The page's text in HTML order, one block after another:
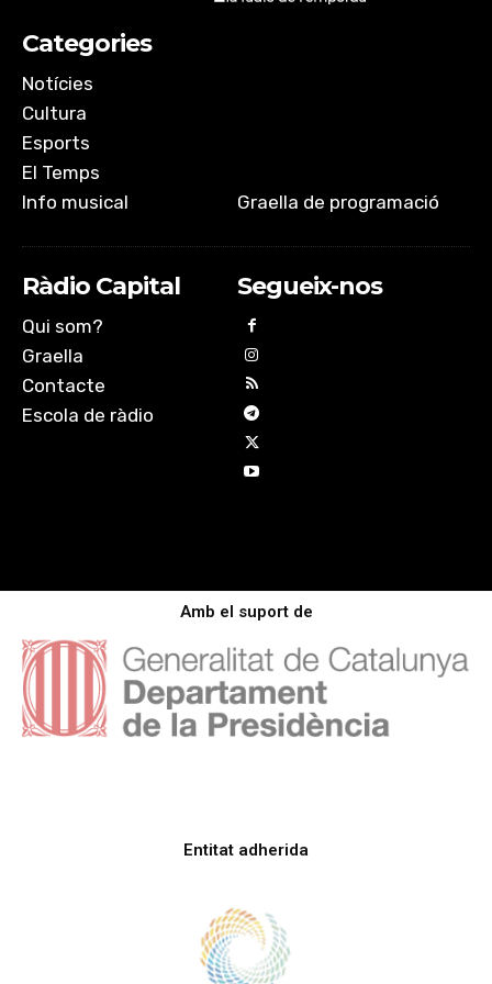
Categories
Notícies
Cultura
Esports
El Temps
Info musical
Graella de programació
Ràdio Capital
Qui som?
Graella
Contacte
Escola de ràdio
Segueix-nos
Amb el suport de
Entitat adherida